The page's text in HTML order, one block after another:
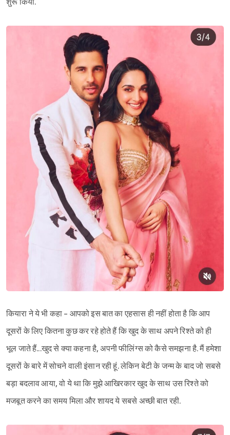
Sign in
शुरू किया.
कियारा ने ये भी कहा - आपको इस बात का एहसास ही नहीं होता है कि आप
दूसरों के लिए कितना कुछ कर रहे होते हैं कि खुद के साथ अपने रिश्ते को ही
भूल जाते हैं...खुद से क्या कहना है, अपनी फीलिंग्स को कैसे समझना है. मैं हमेशा
दूसरों के बारे में सोचने वाली इंसान रही हूं. लेकिन बेटी के जन्म के बाद जो सबसे
बड़ा बदलाव आया, वो ये था कि मुझे आखिरकार खुद के साथ उस रिश्ते को
मजबूत करने का समय मिला और शायद ये सबसे अच्छी बात रही.